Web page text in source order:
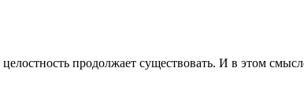
продолжает существовать. И в этом